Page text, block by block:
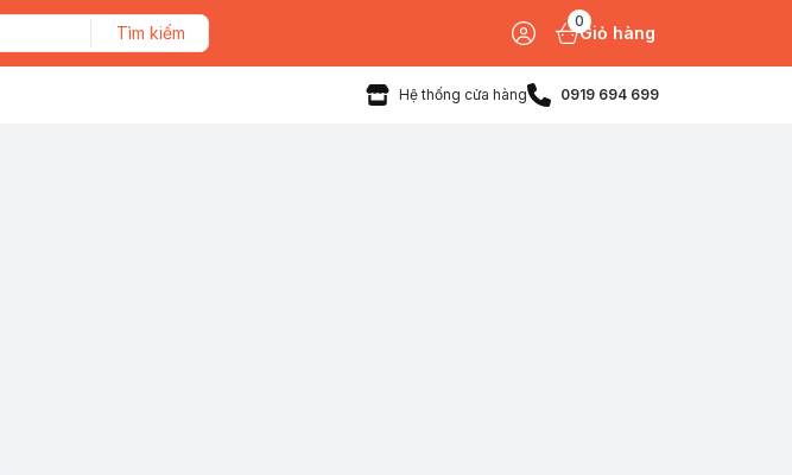
Tìm kiếm
0
Giỏ hàng
Hệ thống cửa hàng 0919 694 699